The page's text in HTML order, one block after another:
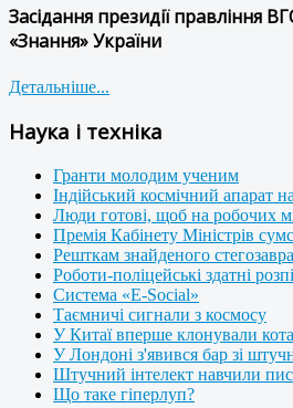
Засідання президії правління
«Знання» України
Детальніше...
Наука і техніка
Гранти молодим ученим
Індійський космічний апарат
Люди готові, щоб на робочих
Премія Кабінету Міністрів
Решткам знайденого
Роботи-поліцейські здатні
Система «E-Social»
Таємничі сигнали з космосу
У Китаї вперше клонували кота
У Лондоні з'явився бар зі
Штучний інтелект навчили
Що таке гіперлуп?